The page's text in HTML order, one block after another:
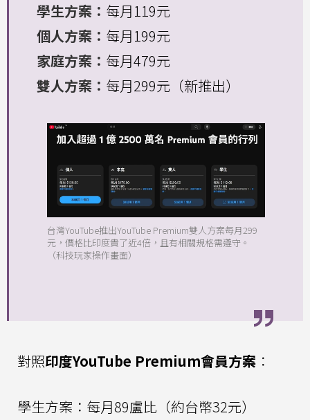
學生方案： 每月119元
個人方案： 每月199元
家庭方案： 每月479元
雙人方案： 每月299元（新推出）
台灣YouTube推出YouTube Premium雙人方案每月299
元，價格比印度貴了近4倍，且有相關規格需遵守。
（科技玩家操作畫面）
對照印度YouTube Premium會員方案 ：
學生方案：每月89盧比（約台幣32元）